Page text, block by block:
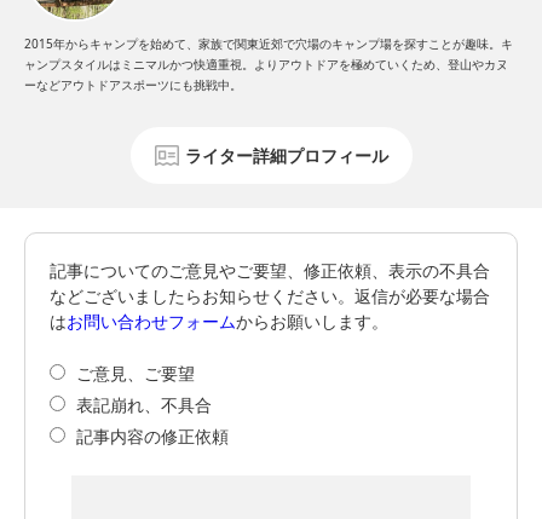
2015年からキャンプを始めて、家族で関東近郊で穴場のキャンプ場を探すことが趣味。キ
ャンプスタイルはミニマルかつ快適重視。よりアウトドアを極めていくため、登山やカヌ
ーなどアウトドアスポーツにも挑戦中。
ライター詳細プロフィール
記事についてのご意見やご要望、修正依頼、表示の不具合
などございましたらお知らせください。返信が必要な場合
はお問い合わせフォームからお願いします。
ご意見、ご要望
表記崩れ、不具合
記事内容の修正依頼